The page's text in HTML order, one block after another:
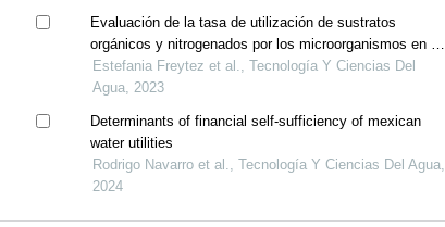
Evaluación de la tasa de utilización de sustratos
orgánicos y nitrogenados por los microorganismos en un
reactor discontinuo secuencial
Estefania Freytez et al., Tecnología Y Ciencias Del
Agua, 2023
Determinants of financial self-sufficiency of mexican
water utilities
Rodrigo Navarro et al., Tecnología Y Ciencias Del Agua,
2024